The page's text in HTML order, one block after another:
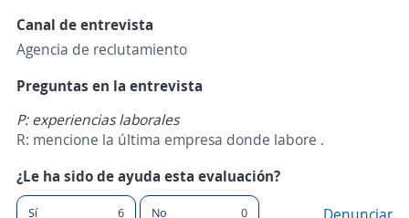
Canal de entrevista
Agencia de reclutamiento
Preguntas en la entrevista
P: experiencias laborales
R: mencione la última empresa donde labore .
¿Le ha sido de ayuda esta evaluación?
Sí 6 No 0